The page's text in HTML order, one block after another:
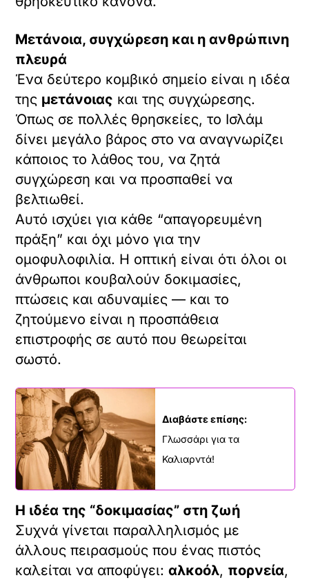
Μετάνοια, συγχώρεση και η ανθρώπινη
πλευρά
Ένα δεύτερο κομβικό σημείο είναι η ιδέα
της μετάνοιας και της συγχώρεσης.
Όπως σε πολλές θρησκείες, το Ισλάμ
δίνει μεγάλο βάρος στο να αναγνωρίζει
κάποιος το λάθος του, να ζητά
συγχώρεση και να προσπαθεί να
βελτιωθεί.
Αυτό ισχύει για κάθε “απαγορευμένη
πράξη” και όχι μόνο για την
ομοφυλοφιλία. Η οπτική είναι ότι όλοι οι
άνθρωποι κουβαλούν δοκιμασίες,
πτώσεις και αδυναμίες — και το
ζητούμενο είναι η προσπάθεια
επιστροφής σε αυτό που θεωρείται
σωστό.
Διαβάστε επίσης:
Γλωσσάρι για τα
Καλιαρντά!
Η ιδέα της “δοκιμασίας” στη ζωή
Συχνά γίνεται παραλληλισμός με
άλλους πειρασμούς που ένας πιστός
καλείται να αποφύγει:αλκοόλ, πορνεία,